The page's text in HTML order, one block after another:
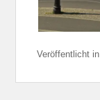
Veröffentlicht in